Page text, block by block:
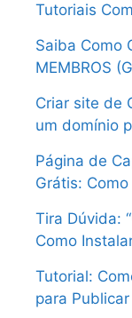
Tutoriais
Saiba Como
MEMBROS
Criar site de
um domínio
Página de
Grátis:
Tira Dúvida:
Como
Tutorial:
para